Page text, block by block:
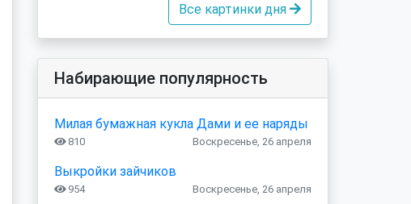
Все картинки дня
Набирающие популярность
Милая бумажная кукла Дами и ее наряды
810 Воскресенье, 26 апреля
Выкройки зайчиков
954 Воскресенье, 26 апреля